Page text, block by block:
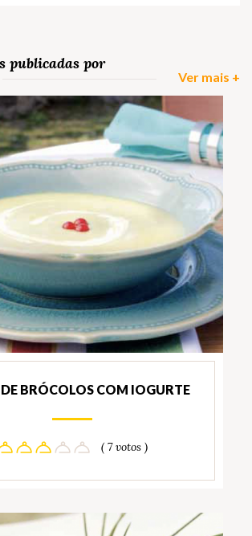
publicadas por
Ver mais +
DE BRÓCOLOS COM IOGURTE
( 7 votos )